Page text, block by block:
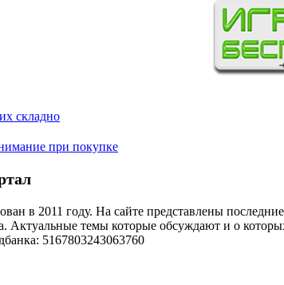
складно
при покупке
в 2011 году. На сайте представлены
Актуальные темы которые обсуждают и о
5167803243063760